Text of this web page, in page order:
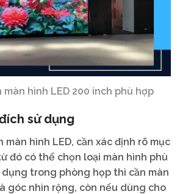
màn hình LED 200 inch phù hợp
sử dụng
màn hình LED, cần xác định rõ mục
đó có thể chọn loại màn hình phù
dụng trong phòng họp thì cần màn
góc nhìn rộng, còn nếu dùng cho